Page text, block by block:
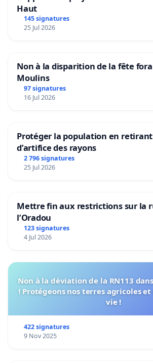
Haut
145 signatures
25 Jul 2026
Non à la disparition de la fête
Moulins
97 signatures
16 Jul 2026
Protéger la population en
d’artifice des rayons
2 796 signatures
25 Jul 2026
Mettre fin aux restrictions sur la
l’Oradou
123 signatures
4 Jul 2026
Non à la déviation de la RN113
! Protégeons nos terres agricoles
vie !
422 signatures
9 Nov 2025